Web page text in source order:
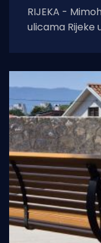
RIJEKA -
ulicama Rijeke